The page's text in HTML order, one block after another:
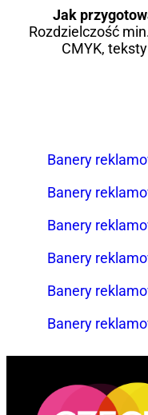
Jak
Rozdzielczość
CMYK,
Banery
Banery
Banery
Banery
Banery
Banery